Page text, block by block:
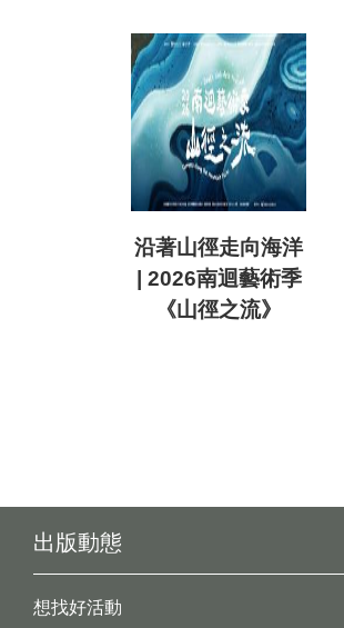
沿著山徑走向海洋
| 2026南迴藝術季
《山徑之流》
出版動態
想找好活動